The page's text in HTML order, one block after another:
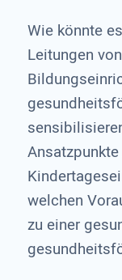
Wie könnte
Leitungen
welchen
zu einer